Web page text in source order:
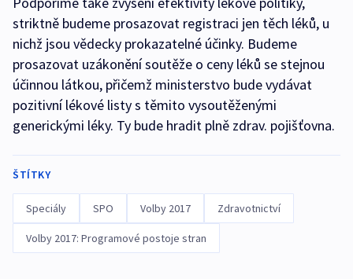
striktně budeme prosazovat registraci jen těch léků, u
nichž jsou vědecky prokazatelné účinky. Budeme
prosazovat uzákonění soutěže o ceny léků se stejnou
účinnou látkou, přičemž ministerstvo bude vydávat
pozitivní lékové listy s těmito vysoutěženými
generickými léky. Ty bude hradit plně zdrav. pojišťovna.
ŠTÍTKY
Speciály SPO Volby 2017 Zdravotnictví
Volby 2017: Programové postoje stran